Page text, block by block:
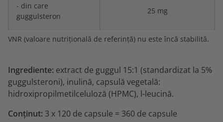
- din care
guggulsteron
25 mg
VNR (valoare nutrițională de referință) nu este încă stabilită.
Ingrediente: extract de guggul 15:1 (standardizat la 5%
guggulsteroni), inulină, capsulă vegetală:
hidroxipropilmetilceluloză (HPMC), l-leucină.
Conținut: 3 x 120 de capsule = 360 de capsule